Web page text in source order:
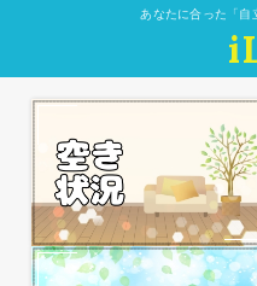
あなたに合った「自